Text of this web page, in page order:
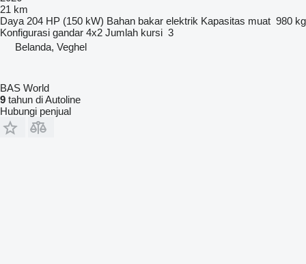
21 km
Daya 204 HP (150 kW) Bahan bakar elektrik Kapasitas muat 980 kg
Konfigurasi gandar 4x2 Jumlah kursi 3
Belanda, Veghel
BAS World
9 tahun di Autoline
Hubungi penjual